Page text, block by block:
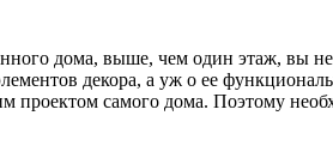
дома, выше, чем один этаж, вы
декора, а уж о ее
проектом самого дома. Поэтому